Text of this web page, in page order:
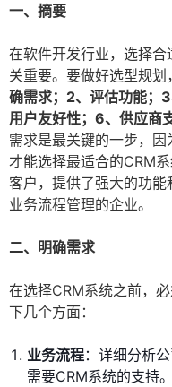
一、摘要
在软件开发行业，选择
关重要。要做好选型规划
确需求；2、评估功能；
用户友好性；6、供应商
需求是最关键的一步，因
才能选择最适合的CRM
客户，提供了强大的功
业务流程管理的企业。
二、明确需求
在选择CRM系统之前，
下几个方面：
业务流程：详细分析
需要CRM系统的支持